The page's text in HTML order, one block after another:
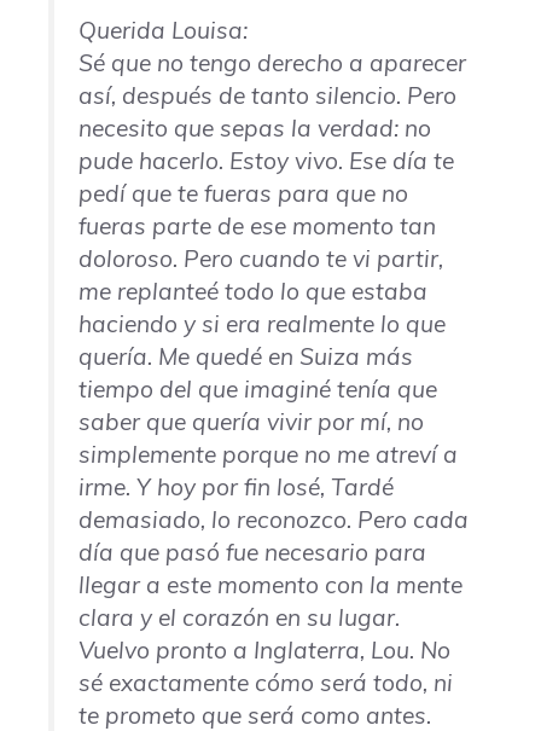
Querida Louisa:
Sé que no tengo derecho a aparecer
así, después de tanto silencio. Pero
necesito que sepas la verdad: no
pude hacerlo. Estoy vivo. Ese día te
pedí que te fueras para que no
fueras parte de ese momento tan
doloroso. Pero cuando te vi partir,
me replanteé todo lo que estaba
haciendo y si era realmente lo que
quería. Me quedé en Suiza más
tiempo del que imaginé tenía que
saber que quería vivir por mí, no
simplemente porque no me atreví a
irme. Y hoy por fin losé, Tardé
demasiado, lo reconozco. Pero cada
día que pasó fue necesario para
llegar a este momento con la mente
clara y el corazón en su lugar.
Vuelvo pronto a Inglaterra, Lou. No
sé exactamente cómo será todo, ni
te prometo que será como antes.